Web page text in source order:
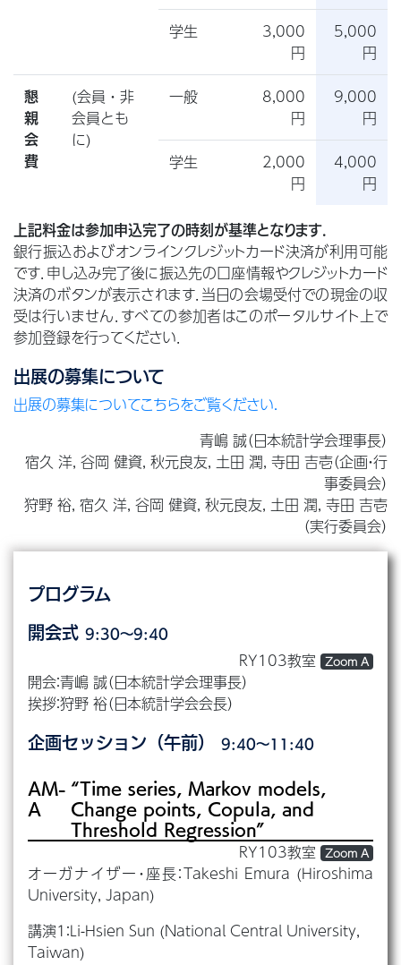
学生
3,000
円
5,000
円
懇
親
会
費
(会員・非
会員とも
に)
一般
8,000
円
9,000
円
学生
2,000
円
4,000
円
上記料金は参加申込完了の時刻が基準となります.
銀行振込およびオンラインクレジットカード決済が利用可能
です．申し込み完了後に振込先の口座情報やクレジットカード
決済のボタンが表示されます．当日の会場受付での現金の収
受は行いません．すべての参加者はこのポータルサイト上で
参加登録を行ってください．
出展の募集について
出展の募集についてこちらをご覧ください.
青嶋 誠（日本統計学会理事長）
宿久 洋, 谷岡 健資, 秋元良友, 土田 潤, 寺田 吉壱（企画・行
事委員会）
狩野 裕, 宿久 洋, 谷岡 健資, 秋元良友, 土田 潤, 寺田 吉壱
（実行委員会）
プログラム
開会式 9:30～9:40
RY103教室 Zoom A
開会：青嶋 誠（日本統計学会理事長）
挨拶：狩野 裕（日本統計学会会長）
企画セッション（午前） 9:40～11:40
AM-
A
“Time series, Markov models,
Change points, Copula, and
Threshold Regression”
RY103教室 Zoom A
オーガナイザー・座長：Takeshi Emura (Hiroshima
University, Japan)
講演1：Li-Hsien Sun (National Central University,
Taiwan)